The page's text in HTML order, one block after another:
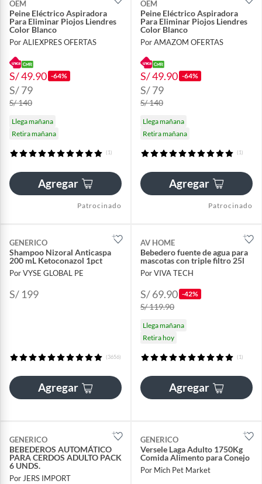
OEM
Peine Eléctrico Aspiradora
Para Eliminar Piojos Liendres
Color Blanco
Por ALIEXPRES OFERTAS
S/ 49.90 -64%
S/ 79
S/ 140
Llega mañana
Retira mañana
(1)
Agregar
Patrocinado
OEM
Peine Eléctrico Aspiradora
Para Eliminar Piojos Liendres
Color Blanco
Por AMAZOM OFERTAS
S/ 49.90 -64%
S/ 79
S/ 140
Llega mañana
Retira mañana
(1)
Agregar
Patrocinado
GENERICO
Shampoo Nizoral Anticaspa
200 mL Ketoconazol 1pct
Por VYSE GLOBAL PE
S/ 199
(3656)
Agregar
AV HOME
Bebedero fuente de agua para
mascotas con triple filtro 25l
Por VIVA TECH
S/ 69.90 -42%
S/ 119.90
Llega mañana
Retira hoy
(1)
Agregar
GENERICO
BEBEDEROS AUTOMÁTICO
PARA CERDOS ADULTO PACK
6 UNDS.
Por JERS IMPORT
GENERICO
Versele Laga Adulto 1750Kg
Comida Alimento para Conejo
Por Mich Pet Market